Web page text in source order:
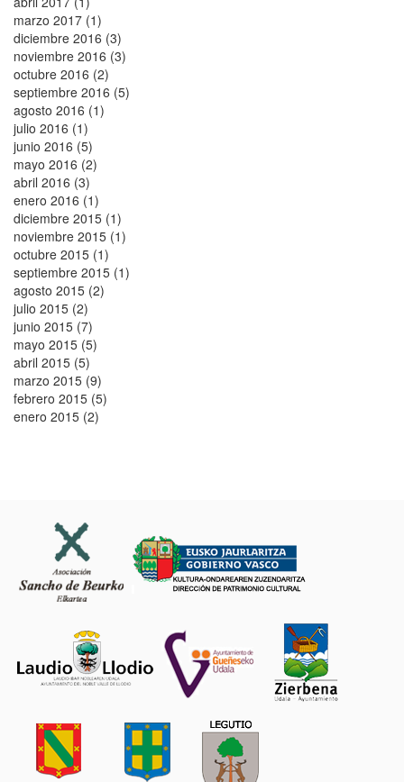
marzo 2017 (1)
diciembre 2016 (3)
noviembre 2016 (3)
octubre 2016 (2)
septiembre 2016 (5)
agosto 2016 (1)
julio 2016 (1)
junio 2016 (5)
mayo 2016 (2)
abril 2016 (3)
enero 2016 (1)
diciembre 2015 (1)
noviembre 2015 (1)
octubre 2015 (1)
septiembre 2015 (1)
agosto 2015 (2)
julio 2015 (2)
junio 2015 (7)
mayo 2015 (5)
abril 2015 (5)
marzo 2015 (9)
febrero 2015 (5)
enero 2015 (2)